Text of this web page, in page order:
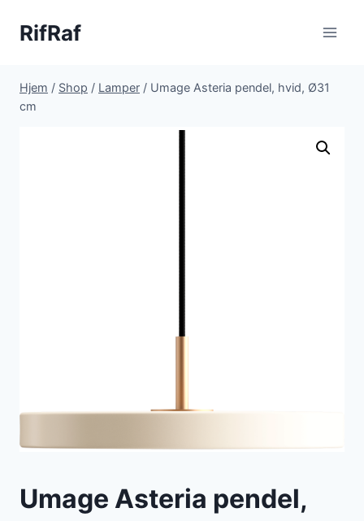
RifRaf
Hjem / Shop / Lamper / Umage Asteria pendel, hvid, Ø31
cm
Umage Asteria pendel,